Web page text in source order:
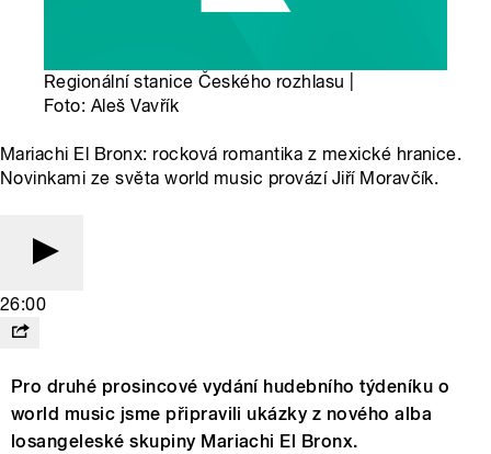
Regionální stanice Českého rozhlasu |
Foto: Aleš Vavřík
Mariachi El Bronx: rocková romantika z mexické hranice.
Novinkami ze světa world music provází Jiří Moravčík.
26:00
Pro druhé prosincové vydání hudebního týdeníku o
world music jsme připravili ukázky z nového alba
losangeleské skupiny Mariachi El Bronx.